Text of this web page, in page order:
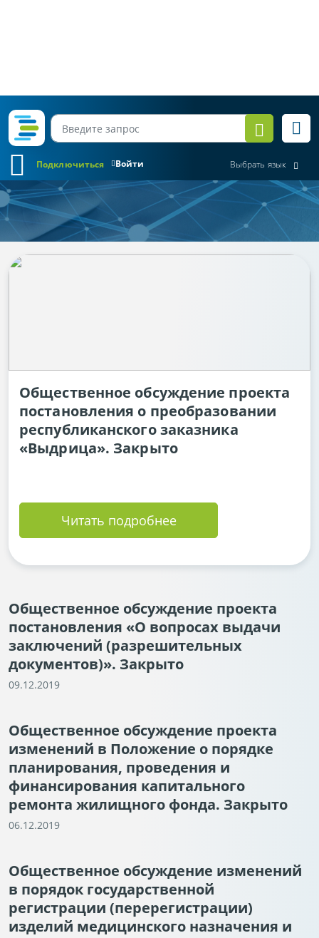
Обзор законодательства
Все месяцы
Общественное обсуждение проекта
постановления о преобразовании
республиканского заказника
«Выдрица». Закрыто
Читать подробнее
Общественное обсуждение проекта
постановления «О вопросах выдачи
заключений (разрешительных
документов)». Закрыто
09.12.2019
Общественное обсуждение проекта
изменений в Положение о порядке
планирования, проведения и
финансирования капитального
ремонта жилищного фонда. Закрыто
06.12.2019
Общественное обсуждение изменений
в порядок государственной
регистрации (перерегистрации)
изделий медицинского назначения и